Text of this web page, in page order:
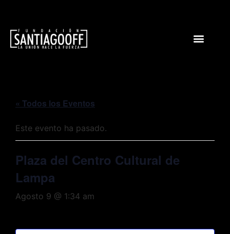
« Todos los Eventos
Este evento ha pasado.
Plaza del Centro Cultural de
Lampa
Agosto 9 @ 1:34 am